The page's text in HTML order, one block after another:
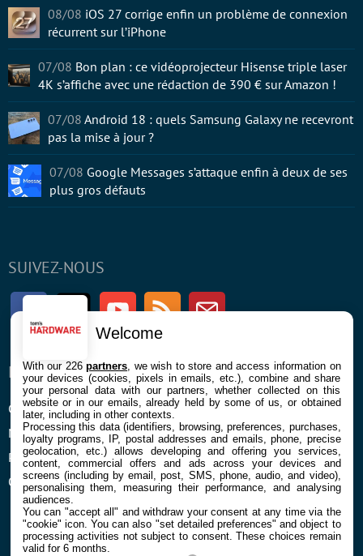
SUIVEZ-NOUS
FacebookTwitter Youtube RSS Newsletter
ENTREPRISE
Confidentialité et Cookies
Mentions légales et CGU
Préférences Cookies
Qui sommes nous
À PROPOS
Contact
08/08 iOS 27 corrige enfin un problème de connexion
récurrent sur l’iPhone
07/08 Bon plan : ce vidéoprojecteur Hisense triple laser
4K s’affiche avec une rédaction de 390 € sur Amazon !
07/08 Android 18 : quels Samsung Galaxy ne recevront
pas la mise à jour ?
07/08 Google Messages s’attaque enfin à deux de ses
plus gros défauts
Welcome
With our 226partners , we wish to store and access information on
your devices (cookies, pixels in emails, etc.), combine and share
your personal data with our partners, whether collected on this
website or in our emails, already held by some of us, or obtained
later, including in other contexts.
Processing this data (identifiers, browsing, preferences, purchases,
loyalty programs, IP, postal addresses and emails, phone, precise
geolocation, etc.) allows developing and offering you services,
content, commercial offers and ads across your devices and
screens (including by email, post, SMS, phone, audio, and video),
personalising them, measuring their performance, and analysing
audiences.
You can "accept all" and withdraw your consent at any time via the
"cookie" icon. You can also "set detailed preferences" and object to
processing activities not subject to consent. These choices remain
valid for 6 months.